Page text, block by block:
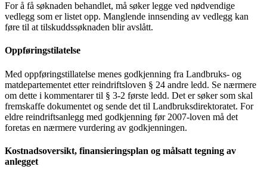
For å få søknaden behandlet, må søker legge ved nødvendige
vedlegg som er listet opp. Manglende innsending av vedlegg kan
føre til at tilskuddssøknaden blir avslått.
Oppføringstilatelse
Med oppføringstillatelse menes godkjenning fra Landbruks- og
matdepartementet etter reindriftsloven § 24 andre ledd. Se nærmere
om dette i kommentarer til § 3-2 første ledd. Det er søker som skal
fremskaffe dokumentet og sende det til Landbruksdirektoratet. For
eldre reindriftsanlegg med godkjenning før 2007-loven må det
foretas en nærmere vurdering av godkjenningen.
Kostnadsoversikt, finansieringsplan og målsatt tegning av
anlegget